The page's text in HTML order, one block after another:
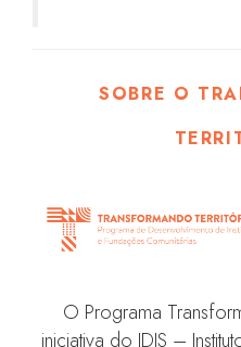
SOBRE O
O Programa
iniciativa do IDIS –